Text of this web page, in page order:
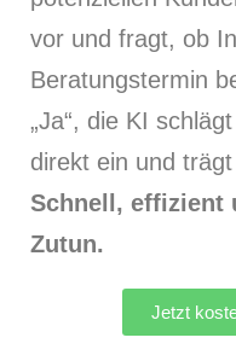
vor und fragt, ob
Beratungstermin
„Ja“, die KI
direkt ein und
Schnell, effizient
Zutun.
Jetzt